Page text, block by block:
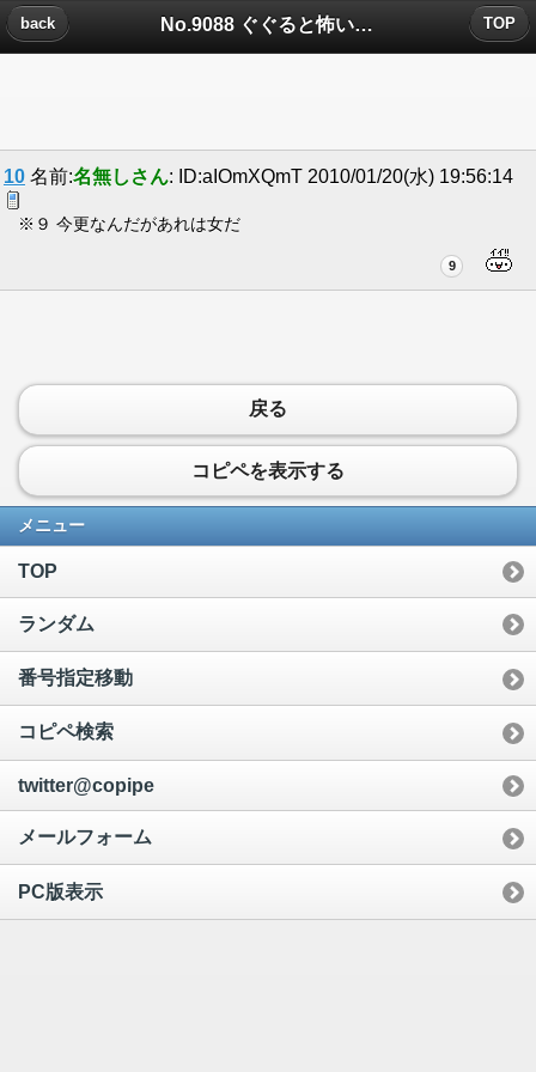
No.9088 ぐぐると怖いらしい（都市伝説？）についたコメント
back TOP
10 名前:名無しさん: ID:aIOmXQmT 2010/01/20(水) 19:56:14
※９ 今更なんだがあれは女だ
9
戻る
コピペを表示する
メニュー
TOP
ランダム
番号指定移動
コピペ検索
twitter@copipe
メールフォーム
PC版表示